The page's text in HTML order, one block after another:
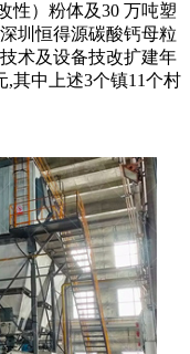
性）粉体及30 万吨塑
圳恒得源碳酸钙母粒
术及设备技改扩建年
,其中上述3个镇11个村